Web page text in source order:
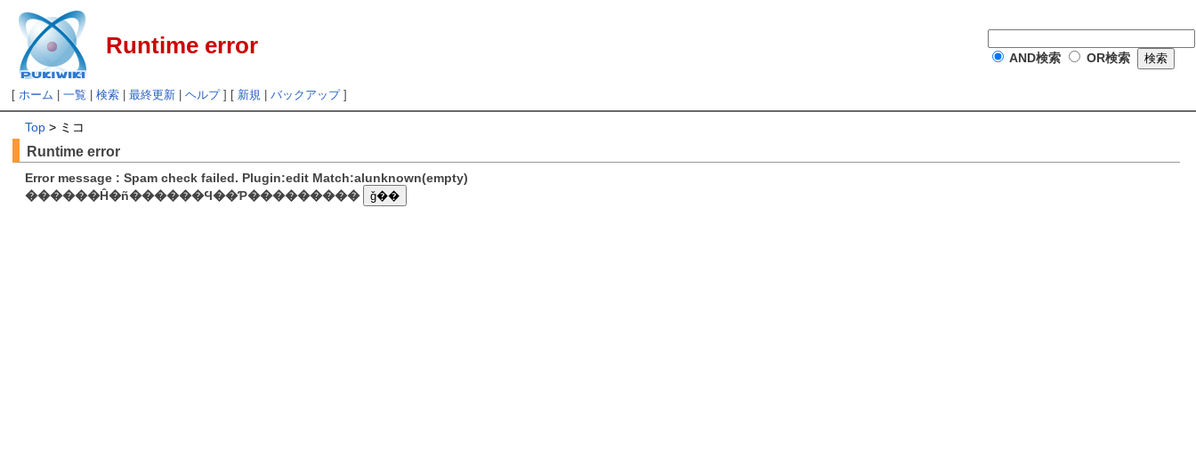
Runtime error AND検索 OR検索
[ホーム |一覧 |検索 |最終更新 |ヘルプ] [ 新規 |バックアップ]
Top > ミコ
Runtime error
Error message : Spam check failed. Plugin:edit Match:alunknown(empty)
������Ĥ�ñ������Ϥ��Ƥ���������